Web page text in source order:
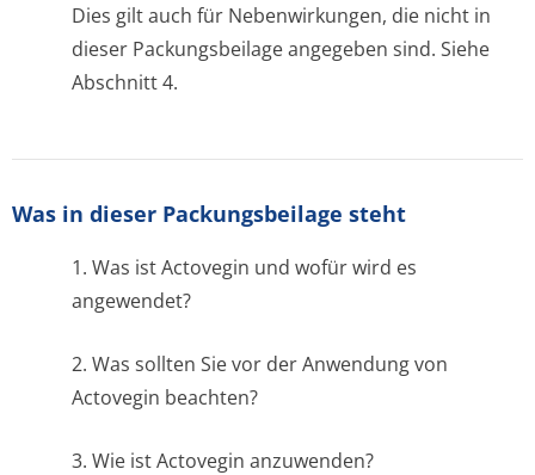
Dies gilt auch für Nebenwirkungen, die nicht in
dieser Packungsbeilage angegeben sind. Siehe
Abschnitt 4.
Was in dieser Packungsbeilage steht
1. Was ist Actovegin und wofür wird es
angewendet?
2. Was sollten Sie vor der Anwendung von
Actovegin beachten?
3. Wie ist Actovegin anzuwenden?